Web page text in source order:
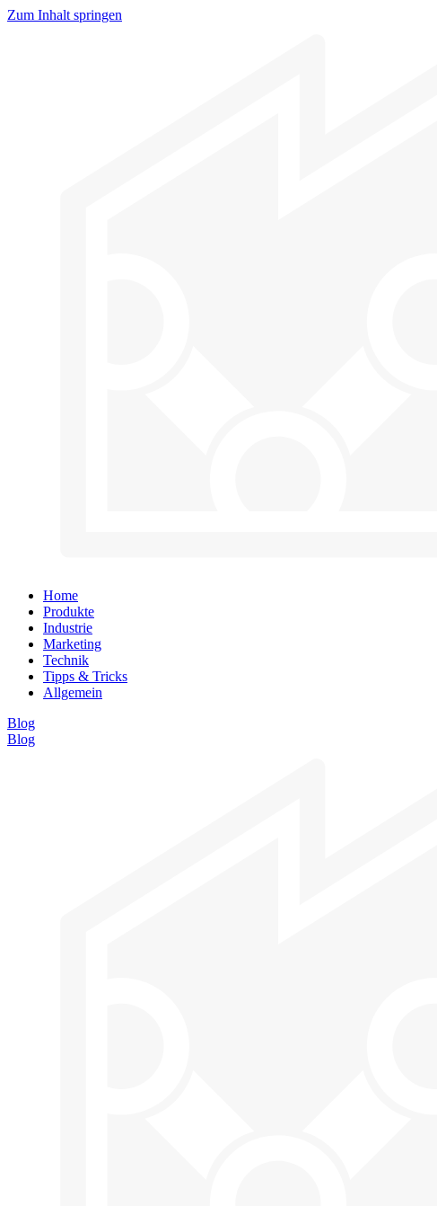
Zum Inhalt springen
Home
Produkte
Industrie
Marketing
Technik
Tipps & Tricks
Allgemein
Blog
Blog